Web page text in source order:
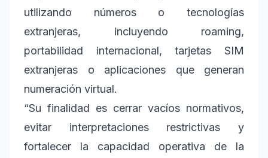
utilizando números o tecnologías
extranjeras, incluyendo roaming,
portabilidad internacional, tarjetas SIM
extranjeras o aplicaciones que generan
numeración virtual.
“Su finalidad es cerrar vacíos normativos,
evitar interpretaciones restrictivas y
fortalecer la capacidad operativa de la